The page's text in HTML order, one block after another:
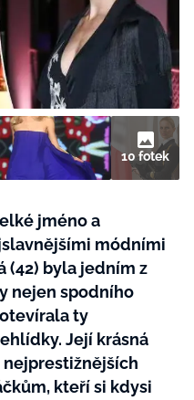
- 599 KČ
SVĚT ŽENY +
MANA (10 ks)
10 fotek
jméno a
módními
(42) byla jedním z
nejen spodního
ty
Její krásná
kteří si kdysi